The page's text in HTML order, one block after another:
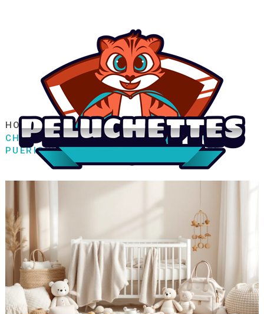
HOME FAMILLE / ENFANT
PUÉRICULTURE
CHOISIR DES ACCESSOIRES BÉBÉ POUR UNE
PUÉRICULTURE PRATIQUE ET TENDANCE